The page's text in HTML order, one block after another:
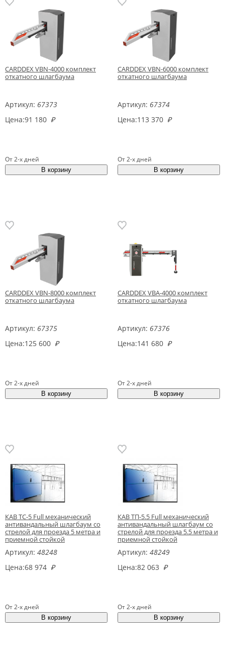
CARDDEX VBN-4000 комплект
откатного шлагбаума
Артикул: 67373
Цена:91 180 ₽
От 2-х дней
CARDDEX VBN-6000 комплект
откатного шлагбаума
Артикул: 67374
Цена:113 370 ₽
От 2-х дней
CARDDEX VBN-8000 комплект
откатного шлагбаума
Артикул: 67375
Цена:125 600 ₽
От 2-х дней
CARDDEX VBA-4000 комплект
откатного шлагбаума
Артикул: 67376
Цена:141 680 ₽
От 2-х дней
КАВ ТС-5 Full механический
антивандальный шлагбаум со
стрелой для проезда 5 метра и
приемной стойкой
Артикул: 48248
Цена:68 974 ₽
От 2-х дней
КАВ ТП-5.5 Full механический
антивандальный шлагбаум со
стрелой для проезда 5.5 метра и
приемной стойкой
Артикул: 48249
Цена:82 063 ₽
От 2-х дней